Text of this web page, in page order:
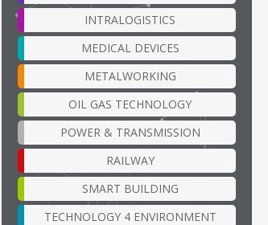
INTRALOGISTICS
MEDICAL DEVICES
METALWORKING
OIL GAS TECHNOLOGY
POWER & TRANSMISSION
RAILWAY
SMART BUILDING
TECHNOLOGY 4 ENVIRONMENT